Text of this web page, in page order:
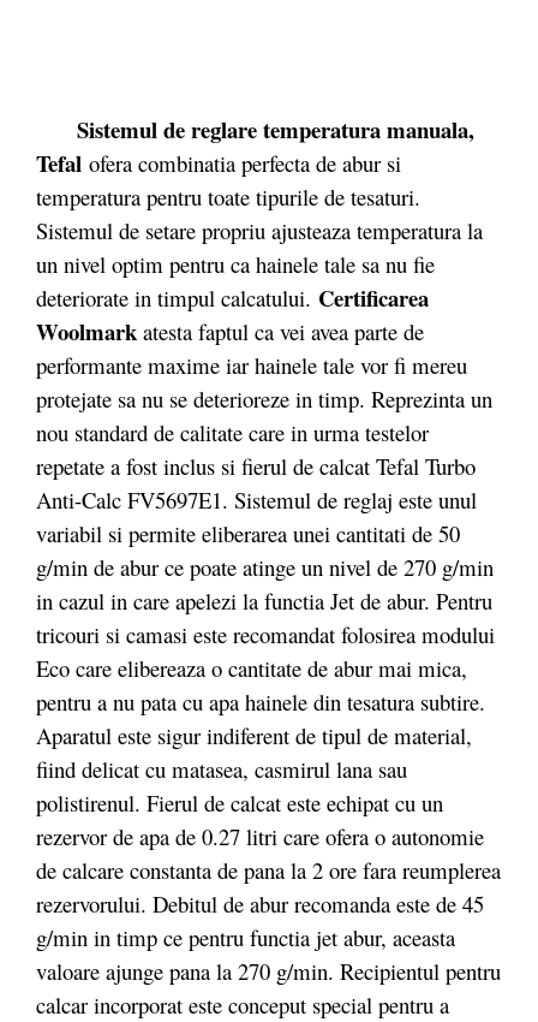
Sistemul de reglare temperatura manuala,
Tefal ofera combinatia perfecta de abur si
temperatura pentru toate tipurile de tesaturi.
Sistemul de setare propriu ajusteaza temperatura la
un nivel optim pentru ca hainele tale sa nu fie
deteriorate in timpul calcatului. Certificarea
Woolmark atesta faptul ca vei avea parte de
performante maxime iar hainele tale vor fi mereu
protejate sa nu se deterioreze in timp. Reprezinta un
nou standard de calitate care in urma testelor
repetate a fost inclus si fierul de calcat Tefal Turbo
Anti-Calc FV5697E1. Sistemul de reglaj este unul
variabil si permite eliberarea unei cantitati de 50
g/min de abur ce poate atinge un nivel de 270 g/min
in cazul in care apelezi la functia Jet de abur. Pentru
tricouri si camasi este recomandat folosirea modului
Eco care elibereaza o cantitate de abur mai mica,
pentru a nu pata cu apa hainele din tesatura subtire.
Aparatul este sigur indiferent de tipul de material,
fiind delicat cu matasea, casmirul lana sau
polistirenul. Fierul de calcat este echipat cu un
rezervor de apa de 0.27 litri care ofera o autonomie
de calcare constanta de pana la 2 ore fara reumplerea
rezervorului. Debitul de abur recomanda este de 45
g/min in timp ce pentru functia jet abur, aceasta
valoare ajunge pana la 270 g/min. Recipientul pentru
calcar incorporat este conceput special pentru a